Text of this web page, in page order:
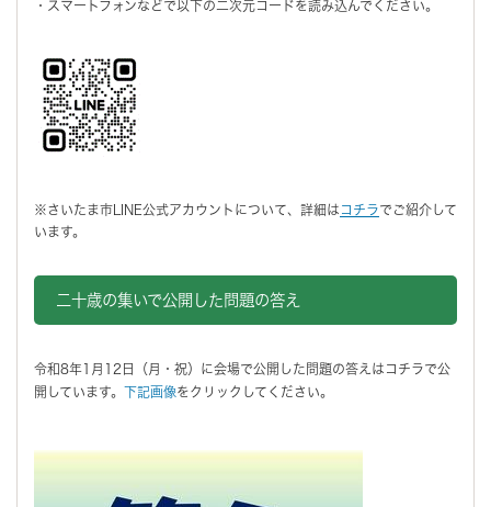
・スマートフォンなどで以下の二次元コードを読み込んでください。
※さいたま市LINE公式アカウントについて、詳細は コチラでご紹介して
います。
二十歳の集いで公開した問題の答え
令和8年1月12日（月・祝）に会場で公開した問題の答えはコチラで公
開しています。
下記画像をクリックしてください。